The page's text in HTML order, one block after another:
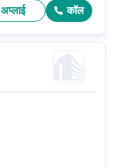
अप्लाई कॉल